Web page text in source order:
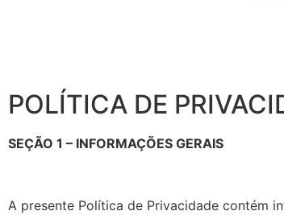
POLÍTICA DE
SEÇÃO 1 – INFORMAÇÕES GERAIS
A presente Política de Privacidade contém